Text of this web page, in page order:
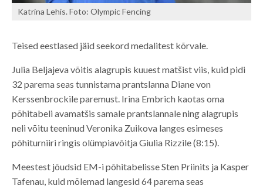
Katrina Lehis. Foto: Olympic Fencing
Teised eestlased jäid seekord medalitest kõrvale.
Julia Beljajeva võitis alagrupis kuuest matšist viis, kuid pidi
32 parema seas tunnistama prantslanna Diane von
Kerssenbrockile paremust. Irina Embrich kaotas oma
põhitabeli avamatšis samale prantslannale ning alagrupis
neli võitu teeninud Veronika Zuikova langes esimeses
põhiturniiri ringis olümpiavõitja Giulia Rizzile (8:15).
Meestest jõudsid EM-i põhitabelisse Sten Priinits ja Kasper
Tafenau, kuid mõlemad langesid 64 parema seas